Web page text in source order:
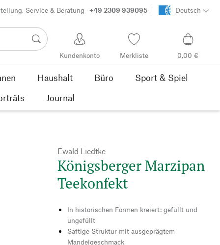
Service & Beratung +49 2309 939095 Deutsch
Kundenkonto Merkliste 0,00 €
Haushalt Büro
Sport & Spiel
Journal
Ewald Liedtke
Königsberger Marzipan
Teekonfekt
In historischen Formen kreiert: gefüllt und
ungefüllt
Saftige Struktur mit ausgeprägtem
Mandelgeschmack